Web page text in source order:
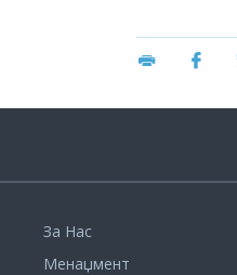
За Нас
Менаџмент